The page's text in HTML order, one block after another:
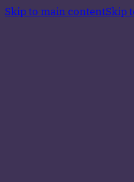
Skip to main contentSkip